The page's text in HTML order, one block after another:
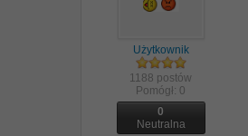
Użytkownik
1188 postów
Pomógł: 0
0
Neutralna